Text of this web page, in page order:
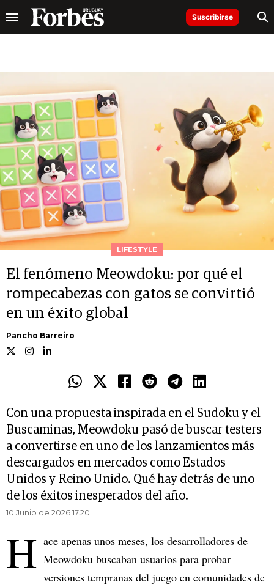
Suscribirse
LIFESTYLE
El fenómeno Meowdoku: por qué el
rompecabezas con gatos se convirtió
en un éxito global
Pancho Barreiro
Con una propuesta inspirada en el Sudoku y el
Buscaminas, Meowdoku pasó de buscar testers
a convertirse en uno de los lanzamientos más
descargados en mercados como Estados
Unidos y Reino Unido. Qué hay detrás de uno
de los éxitos inesperados del año.
10 Junio de 2026 17.20
H ace apenas unos meses, los desarrolladores de
Meowdoku buscaban usuarios para probar
versiones tempranas del juego en comunidades de